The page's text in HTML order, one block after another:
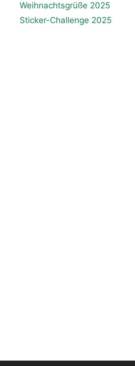
Weihnachtsgrüße 2025
Sticker-Challenge 2025